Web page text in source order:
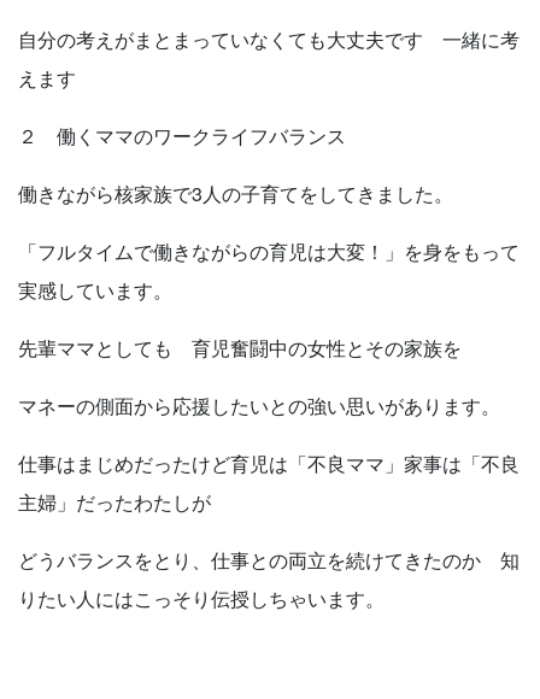
自分の考えがまとまっていなくても大丈夫です 一緒に考
えます
２ 働くママのワークライフバランス
働きながら核家族で3人の子育てをしてきました。
「フルタイムで働きながらの育児は大変！」を身をもって
実感しています。
先輩ママとしても 育児奮闘中の女性とその家族を
マネーの側面から応援したいとの強い思いがあります。
仕事はまじめだったけど育児は「不良ママ」家事は「不良
主婦」だったわたしが
どうバランスをとり、仕事との両立を続けてきたのか 知
りたい人にはこっそり伝授しちゃいます。